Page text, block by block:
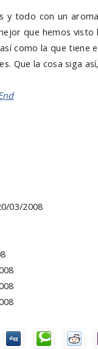
y todo con un
que hemos visto
como la que tiene
Que la cosa siga
03/2008